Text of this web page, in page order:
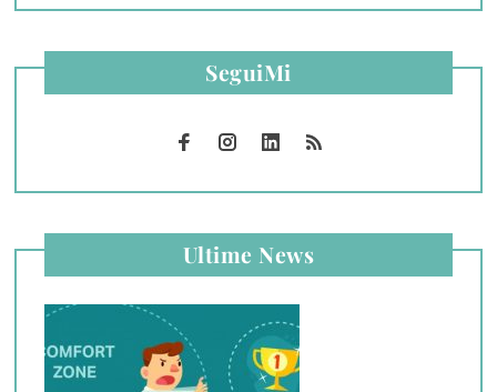
SeguiMi
Ultime News